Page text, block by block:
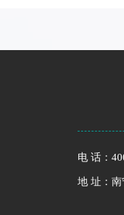
电 话：
地 址：